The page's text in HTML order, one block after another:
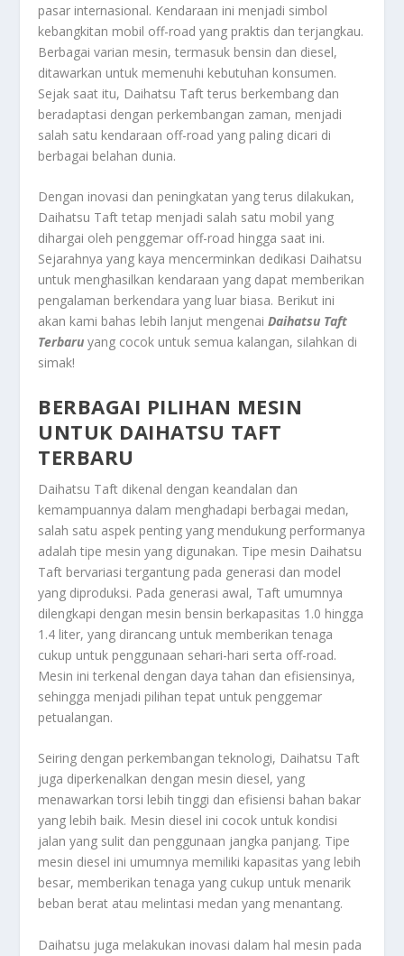
pasar internasional. Kendaraan ini menjadi simbol
kebangkitan mobil off-road yang praktis dan terjangkau.
Berbagai varian mesin, termasuk bensin dan diesel,
ditawarkan untuk memenuhi kebutuhan konsumen.
Sejak saat itu, Daihatsu Taft terus berkembang dan
beradaptasi dengan perkembangan zaman, menjadi
salah satu kendaraan off-road yang paling dicari di
berbagai belahan dunia.
Dengan inovasi dan peningkatan yang terus dilakukan,
Daihatsu Taft tetap menjadi salah satu mobil yang
dihargai oleh penggemar off-road hingga saat ini.
Sejarahnya yang kaya mencerminkan dedikasi Daihatsu
untuk menghasilkan kendaraan yang dapat memberikan
pengalaman berkendara yang luar biasa. Berikut ini
akan kami bahas lebih lanjut mengenaiDaihatsu Taft
Terbaru yang cocok untuk semua kalangan, silahkan di
simak!
BERBAGAI PILIHAN MESIN
UNTUK DAIHATSU TAFT
TERBARU
Daihatsu Taft dikenal dengan keandalan dan
kemampuannya dalam menghadapi berbagai medan,
salah satu aspek penting yang mendukung performanya
adalah tipe mesin yang digunakan. Tipe mesin Daihatsu
Taft bervariasi tergantung pada generasi dan model
yang diproduksi. Pada generasi awal, Taft umumnya
dilengkapi dengan mesin bensin berkapasitas 1.0 hingga
1.4 liter, yang dirancang untuk memberikan tenaga
cukup untuk penggunaan sehari-hari serta off-road.
Mesin ini terkenal dengan daya tahan dan efisiensinya,
sehingga menjadi pilihan tepat untuk penggemar
petualangan.
Seiring dengan perkembangan teknologi, Daihatsu Taft
juga diperkenalkan dengan mesin diesel, yang
menawarkan torsi lebih tinggi dan efisiensi bahan bakar
yang lebih baik. Mesin diesel ini cocok untuk kondisi
jalan yang sulit dan penggunaan jangka panjang. Tipe
mesin diesel ini umumnya memiliki kapasitas yang lebih
besar, memberikan tenaga yang cukup untuk menarik
beban berat atau melintasi medan yang menantang.
Daihatsu juga melakukan inovasi dalam hal mesin pada